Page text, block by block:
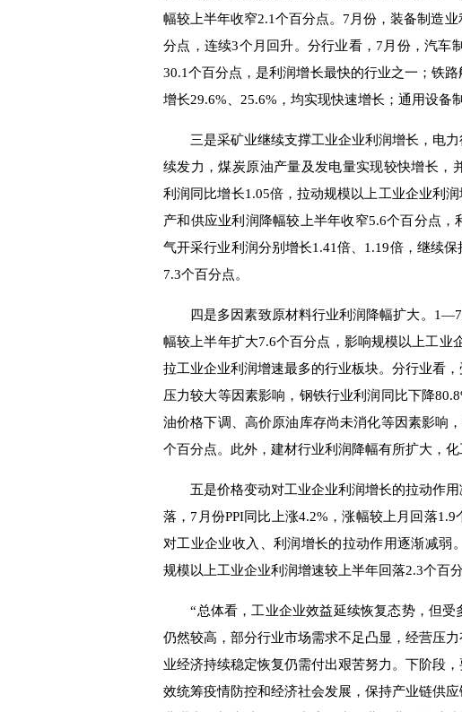
幅较上半年收窄2.1个百分点。7月份，装备制造
分点，连续3个月回升。分行业看，7月份，汽车
30.1个百分点，是利润增长最快的行业之一；铁
增长29.6%、25.6%，均实现快速增长；通用设备
三是采矿业继续支撑工业企业利润增长，电力
续发力，煤炭原油产量及发电量实现较快增长
利润同比增长1.05倍，拉动规模以上工业企业利
产和供应业利润降幅较上半年收窄5.6个百分点
气开采行业利润分别增长1.41倍、1.19倍，继续
7.3个百分点。
四是多因素致原材料行业利润降幅扩大。1—7
幅较上半年扩大7.6个百分点，影响规模以上工业
拉工业企业利润增速最多的行业板块。分行业看
压力较大等因素影响，钢铁行业利润同比下降
油价格下调、高价原油库存尚未消化等因素影响
个百分点。此外，建材行业利润降幅有所扩大，化
五是价格变动对工业企业利润增长的拉动作用
落，7月份PPI同比上涨4.2%，涨幅较上月回落
对工业企业收入、利润增长的拉动作用逐渐减
规模以上工业企业利润增速较上半年回落2.3个百分
“总体看，工业企业效益延续恢复态势，但
仍然较高，部分行业市场需求不足凸显，经营压
业经济持续稳定恢复仍需付出艰苦努力。下阶段
效统筹疫情防控和经济社会发展，保持产业链供